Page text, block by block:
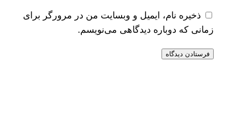
ذخیره نام، ایمیل و وبسایت من در مرورگر برای
زمانی که دوباره دیدگاهی می‌نویسم.